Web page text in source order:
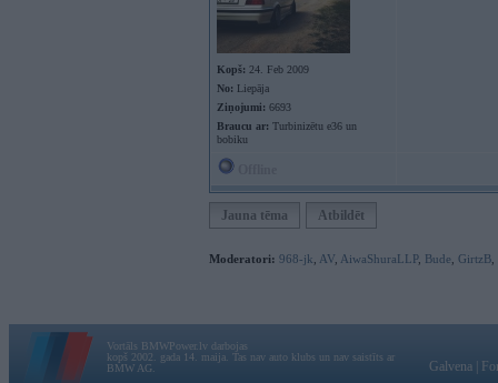
Kopš: 24. Feb 2009
No: Liepāja
Ziņojumi: 6693
Braucu ar: Turbinizētu e36 un
bobiku
Jauna tēma Atbildēt
Moderatori: 968-jk AV AiwaShuraLLP, Bude GirtzB
Vortāls BMWPower.lv darbojas
kopš 2002. gada 14. maija. Tas nav auto klubs un nav saistīts ar
BMW AG.
Galvena